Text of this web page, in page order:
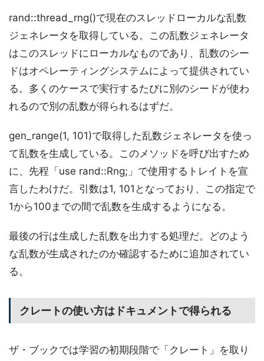
rand::thread_rng()で現在のスレッドローカルな乱数
ジェネレータを取得している。この乱数ジェネレータ
はこのスレッドにローカルなものであり、乱数のシー
ドはオペレーティングシステムによって提供されてい
る。多くのケースで実行するたびに別のシードが使わ
れるので別の乱数が得られるはずだ。
gen_range(1, 101)で取得した乱数ジェネレータを使っ
て乱数を生成している。このメソッドを呼び出すため
に、先程「use rand::Rng;」で使用するトレイトを宣
言したわけだ。引数は1, 101となっており、この指定で
1から100までの間で乱数を生成するようになる。
最後の行は生成した乱数を出力する処理だ。どのよう
な乱数が生成されたのか確認するために追加されてい
る。
クレートの使い方はドキュメントで得られる
ザ・ブックでは学習の初期段階で「クレート」を取り